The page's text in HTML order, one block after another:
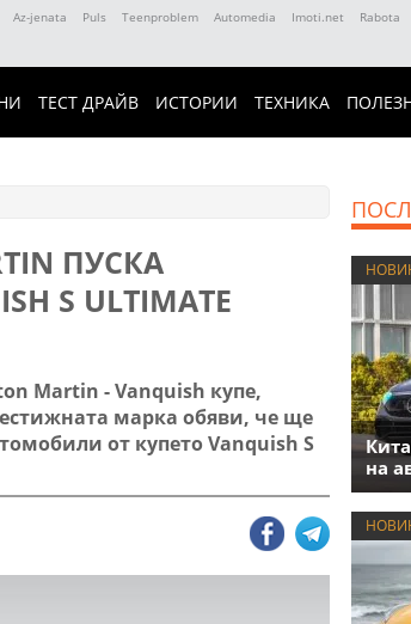
Az-jenata Puls Teenproblem Automedia Imoti.net Rabota
ТЕСТ ДРАЙВ ИСТОРИИ ТЕХНИКА
ПУСКА
S ULTIMATE
Martin - Vanquish купе,
марка обяви, че ще
от купето Vanquish S
на